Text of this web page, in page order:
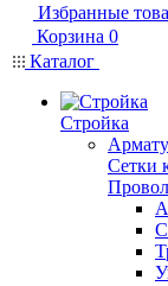
Избранные
Корзина 0
Каталог
Стройка
Сетки